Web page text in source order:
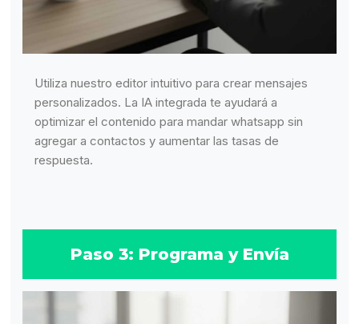
Utiliza nuestro editor intuitivo para crear mensajes
personalizados. La IA integrada te ayudará a
optimizar el contenido para mandar whatsapp sin
agregar a contactos y aumentar las tasas de
respuesta.
Paso 3: Programa y Envía